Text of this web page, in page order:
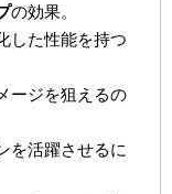
の効果。
した性能を持つ
ージを狙えるの
を活躍させるに